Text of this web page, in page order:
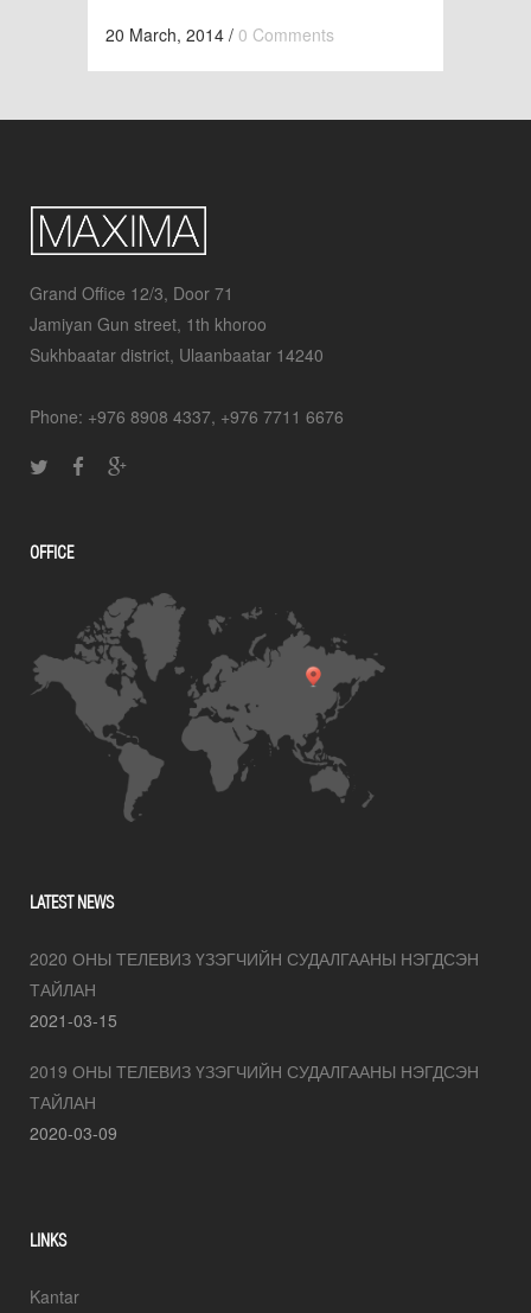
20 March, 2014 / 0 Comments
Grand Office 12/3, Door 71
Jamiyan Gun street, 1th khoroo
Sukhbaatar district, Ulaanbaatar 14240
Phone: +976 8908 4337, +976 7711 6676
OFFICE
LATEST NEWS
2020 ОНЫ ТЕЛЕВИЗ ҮЗЭГЧИЙН СУДАЛГААНЫ НЭГДСЭН
ТАЙЛАН
2021-03-15
2019 ОНЫ ТЕЛЕВИЗ ҮЗЭГЧИЙН СУДАЛГААНЫ НЭГДСЭН
ТАЙЛАН
2020-03-09
LINKS
Kantar